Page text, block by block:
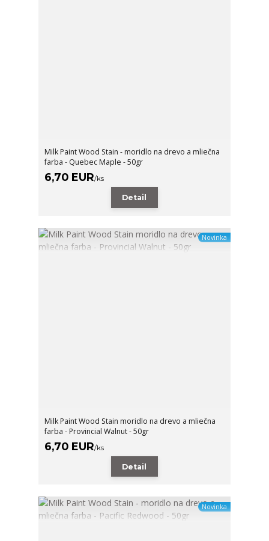
Milk Paint Wood Stain - moridlo na drevo a mliečna
farba - Quebec Maple - 50gr
6,70 EUR/ks
Detail
Novinka
Milk Paint Wood Stain moridlo na drevo a mliečna
farba - Provincial Walnut - 50gr
6,70 EUR/ks
Detail
Novinka